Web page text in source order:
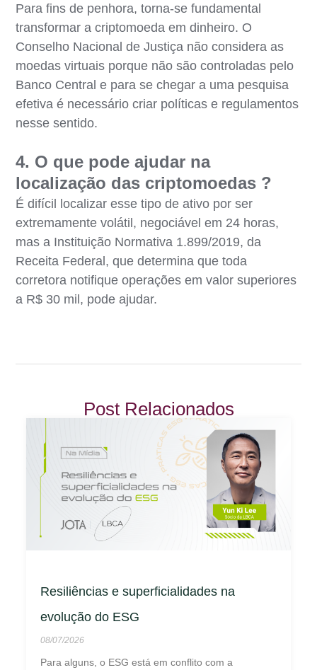
Para fins de penhora, torna-se fundamental
transformar a criptomoeda em dinheiro. O
Conselho Nacional de Justiça não considera as
moedas virtuais porque não são controladas pelo
Banco Central e para se chegar a uma pesquisa
efetiva é necessário criar políticas e regulamentos
nesse sentido.
4. O que pode ajudar na
localização das criptomoedas ?
É difícil localizar esse tipo de ativo por ser
extremamente volátil, negociável em 24 horas,
mas a Instituição Normativa 1.899/2019, da
Receita Federal, que determina que toda
corretora notifique operações em valor superiores
a R$ 30 mil, pode ajudar.
Post Relacionados
Resiliências e superficialidades na
evolução do ESG
08/07/2026
Para alguns, o ESG está em conflito com a